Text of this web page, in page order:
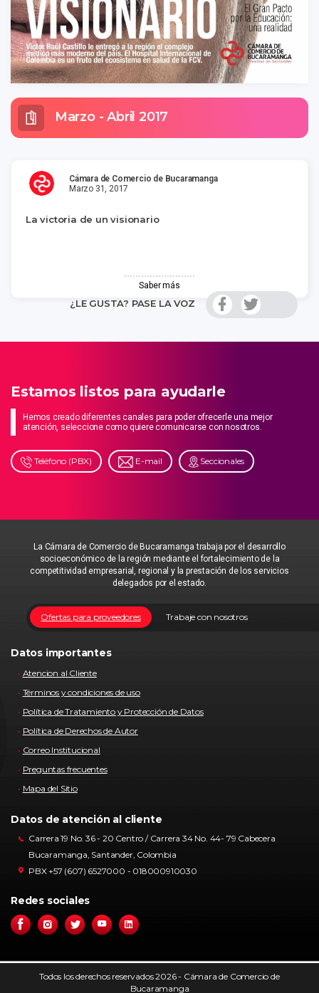
Marzo - Abril 2017
Cámara de Comercio de Bucaramanga
Marzo 31, 2017
La victoria de un visionario
Saber más
¿LE GUSTA? PASE LA VOZ
Estamos listos para ayudarle
Hemos creado diferentes canales para poder ofrecerle una mejor
atención, seleccione como quiere comunicarse con nosotros.
Teléfono (PBX) E-mail Seccionales
La Cámara de Comercio de Bucaramanga trabaja por el desarrollo
socioeconómico de la región mediante el fortalecimiento de la
competitividad empresarial, regional y la prestación de los servicios
delegados por el estado.
Trabaje con nosotros
Ofertas para proveedores
Datos importantes
Atencion al Cliente
Términos y condiciones de uso
Política de Tratamiento y Protección de Datos
Política de Derechos de Autor
Correo Institucional
Preguntas frecuentes
Mapa del Sitio
Datos de atención al cliente
Carrera 19 No. 36 - 20 Centro / Carrera 34 No. 44- 79 Cabecera
Bucaramanga, Santander, Colombia
PBX +57 (607) 6527000 - 018000910030
Redes sociales
Todos los derechos reservados 2026 - Cámara de Comercio de
Bucaramanga